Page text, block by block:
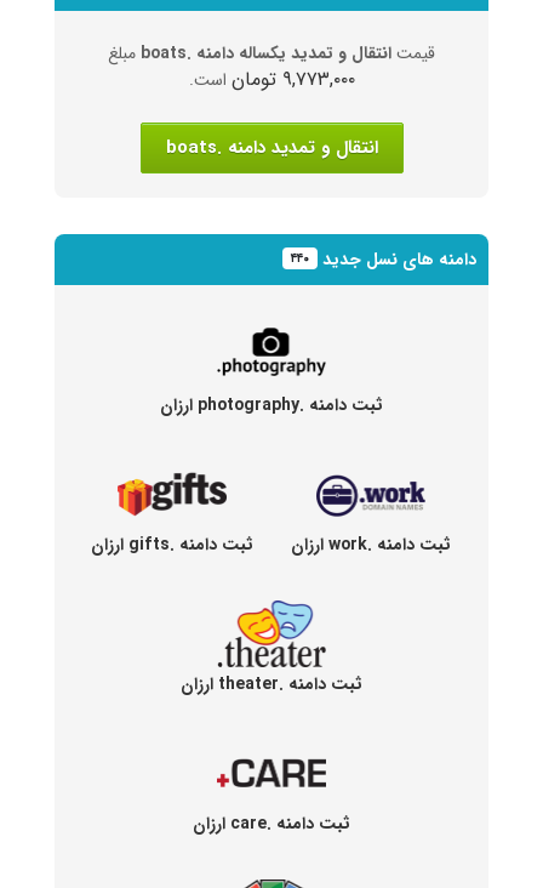
قیمتانتقال و تمدید یکساله دامنه .boats مبلغ
۹,۷۷۳,۰۰۰ تومان است.
انتقال و تمدید دامنه .boats
دامنه های نسل جدید ۴۴۰
ثبت دامنه .photography ارزان
ثبت دامنه .work ارزان ثبت دامنه .gifts ارزان
ثبت دامنه .theater ارزان
ثبت دامنه .care ارزان